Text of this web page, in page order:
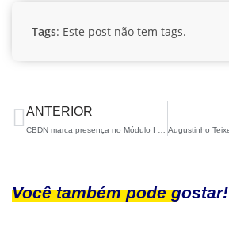
Tags: Este post não tem tags.
ANTERIOR
Você também pode gostar!